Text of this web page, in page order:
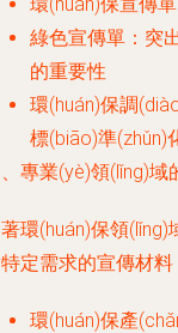
綠色宣傳單：突
的重要性
環(huán)保調
標(biāo)準(zhǔn)
專業(yè)領(lǐng)域
環(huán)保領
定需求的宣傳材料
環(huán)保產